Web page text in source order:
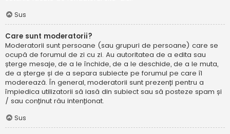
Sus
Care sunt moderatorii?
Moderatorii sunt persoane (sau grupuri de persoane) care se
ocupă de forumul de zi cu zi. Au autoritatea de a edita sau
șterge mesaje, de a le închide, de a le deschide, de a le muta,
de a șterge și de a separa subiecte pe forumul pe care îl
moderează. În general, moderatorii sunt prezenți pentru a
împiedica utilizatorii să iasă din subiect sau să posteze spam și
/ sau conținut rău intenționat.
Sus